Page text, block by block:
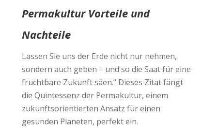
Permakultur Vorteile und
Nachteile
Lassen Sie uns der Erde nicht nur nehmen,
sondern auch geben – und so die Saat für eine
fruchtbare Zukunft säen.“ Dieses Zitat fängt
die Quintessenz der Permakultur, einem
zukunftsorientierten Ansatz für einen
gesunden Planeten, perfekt ein.